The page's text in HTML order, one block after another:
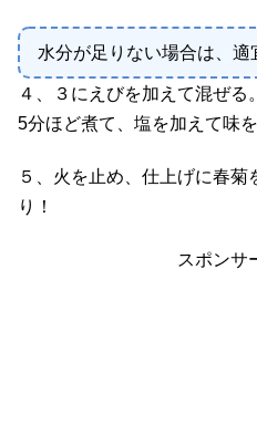
水分が足りない場合は、適
４、３にえびを加えて混ぜる。
5分ほど煮て、塩を加えて味を
５、火を止め、仕上げに春
り！
スポンサ